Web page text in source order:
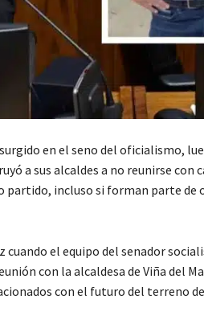
en el seno del oficialismo,
a sus alcaldes a no reunirse con
partido, incluso si forman parte de
cuando el equipo del senador
con la alcaldesa de Viña del
con el futuro del terreno